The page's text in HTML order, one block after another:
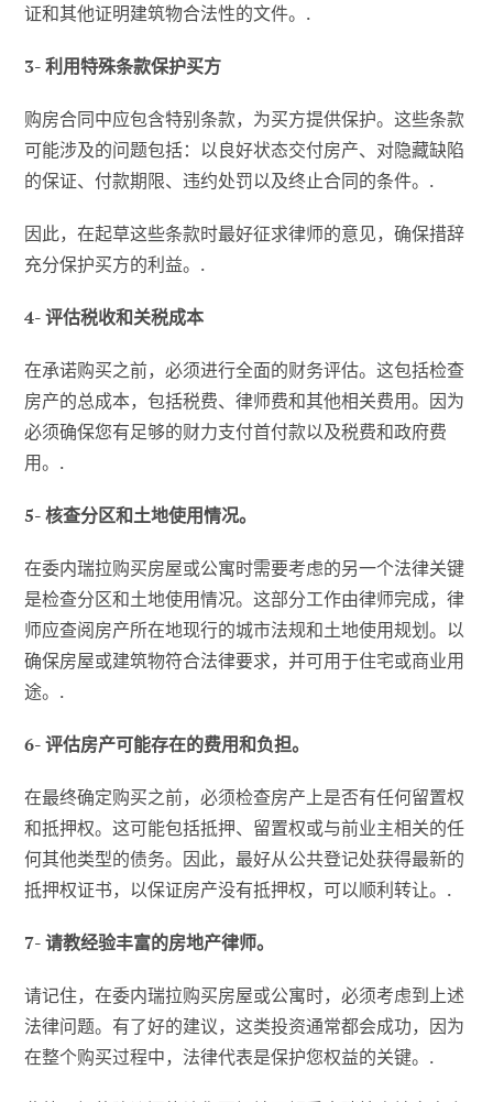
证和其他证明建筑物合法性的文件。.
3- 利用特殊条款保护买方
购房合同中应包含特别条款，为买方提供保护。这些条款
可能涉及的问题包括：以良好状态交付房产、对隐藏缺陷
的保证、付款期限、违约处罚以及终止合同的条件。.
因此，在起草这些条款时最好征求律师的意见，确保措辞
充分保护买方的利益。.
4- 评估税收和关税成本
在承诺购买之前，必须进行全面的财务评估。这包括检查
房产的总成本，包括税费、律师费和其他相关费用。因为
必须确保您有足够的财力支付首付款以及税费和政府费
用。.
5- 核查分区和土地使用情况。
在委内瑞拉购买房屋或公寓时需要考虑的另一个法律关键
是检查分区和土地使用情况。这部分工作由律师完成，律
师应查阅房产所在地现行的城市法规和土地使用规划。以
确保房屋或建筑物符合法律要求，并可用于住宅或商业用
途。.
6- 评估房产可能存在的费用和负担。
在最终确定购买之前，必须检查房产上是否有任何留置权
和抵押权。这可能包括抵押、留置权或与前业主相关的任
何其他类型的债务。因此，最好从公共登记处获得最新的
抵押权证书，以保证房产没有抵押权，可以顺利转让。.
7- 请教经验丰富的房地产律师。
请记住，在委内瑞拉购买房屋或公寓时，必须考虑到上述
法律问题。有了好的建议，这类投资通常都会成功，因为
在整个购买过程中，法律代表是保护您权益的关键。.